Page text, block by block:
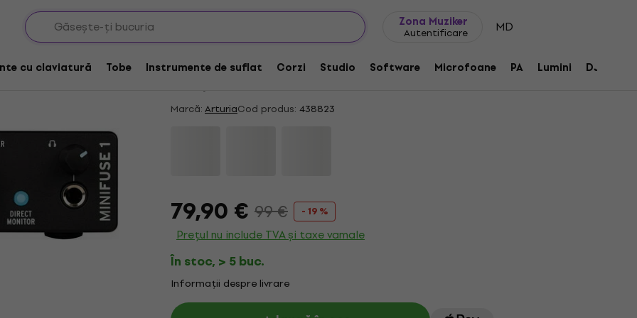
Zona Muziker
Autentificare MD
cu claviatură Tobe Instrumente de suflat Corzi Studio Software Microfoane PA Lumini DJ
audio USB
Acțiune
Arturia MiniFuse 1 Black Interfață audio USB
Marcă:ArturiaCod produs: 438823
79,90 € 99 € - 19 %
Prețul nu include TVA și taxe vamale
În stoc, > 5 buc.
Informații despre livrare